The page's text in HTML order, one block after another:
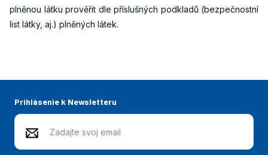
plněnou látku prověřit dle příslušných podkladů (bezpečnostní
list látky, aj.) plněných látek.
Prihlásenie k Newsletteru